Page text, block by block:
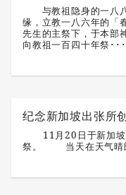
与教祖隐身的一八八
缘，立教一八六年的「
先生的主祭下，于本
向教祖一百四十年祭･･･
纪念新加坡出张所
11月20日于新加坡
祭。 当天在天气晴